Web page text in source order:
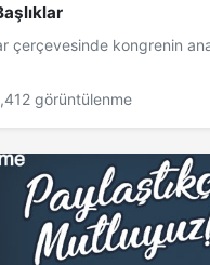
çerçevesinde kongrenin ana
görüntülenme